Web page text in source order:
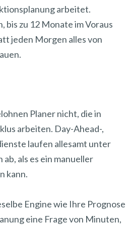
arbeitet.
bis zu 12 Monate im Voraus
jeden Morgen alles von
Planer nicht, die in
arbeiten. Day-Ahead-,
laufen allesamt unter
als es ein manueller
kann.
Engine wie Ihre Prognose
eine Frage von Minuten,